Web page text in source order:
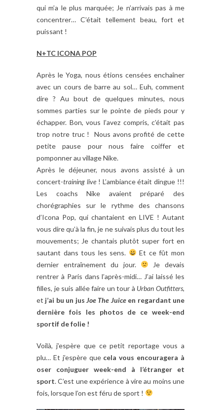
qui m’a le plus marquée; Je n’arrivais pas à me
concentrer… C’était tellement beau, fort et
puissant !
N+TC ICONA POP
Après le Yoga, nous étions censées enchaîner
avec un cours de barre au sol… Euh, comment
dire ? Au bout de quelques minutes, nous
sommes parties sur le pointe de pieds pour y
échapper. Bon, vous l’avez compris, c’était pas
trop notre truc ! Nous avons profité de cette
petite pause pour nous faire coiffer et
pomponner au village Nike.
Après le déjeuner, nous avons assisté à un
concert-training live! L’ambiance était dingue !!!
Les coachs Nike avaient préparé des
chorégraphies sur le rythme des chansons
d’Icona Pop, qui chantaient en LIVE ! Autant
vous dire qu’à la fin, je ne suivais plus du tout les
mouvements; Je chantais plutôt super fort en
sautant dans tous les sens.
Et ce fût mon
dernier entraînement du jour.
Je devais
rentrer à Paris dans l’après-midi… J’ai laissé les
filles, je suis allée faire un tour à Urban Outfitters,
et j’ai bu un jusJoe The Juiceen regardant une
dernière fois les photos de ce week-end
sportif de folie !
Voilà, j’espère que ce petit reportage vous a
plu… Et j’espère que cela vous encouragera à
oser conjuguer week-end à l’étranger et
sport. C’est une expérience à vire au moins une
fois, lorsque l’on est féru de sport !